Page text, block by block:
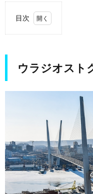
目次
1.
スト
クの
巣展
ウラジ
オスト
ク人気
の観光
スポッ
ト
ウラジオスト